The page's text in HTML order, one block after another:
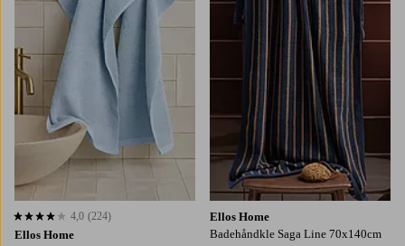
Ellos Home
4,0 basert på 224 karaktergivninger
4,0 (224)
Ellos Home
Badehåndkle Saga Line 70x140cm